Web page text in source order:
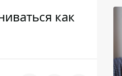
как